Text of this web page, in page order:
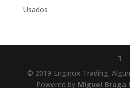
Usados
© 2019 Enginox Trading.
Powered by Miguel Braga